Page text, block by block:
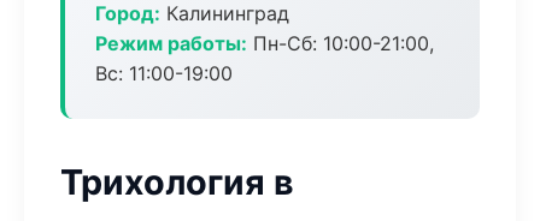
Город: Калининград
Режим работы: Пн-Сб: 10:00-21:00,
Вс: 11:00-19:00
Трихология в